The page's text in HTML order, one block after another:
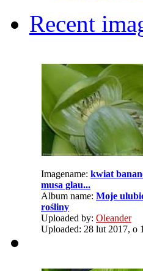
Recent
Imagename: kwiat
musa glau...
Album name: Moje
rośliny
Uploaded by: Oleander
Uploaded: 28 lut 2017, o